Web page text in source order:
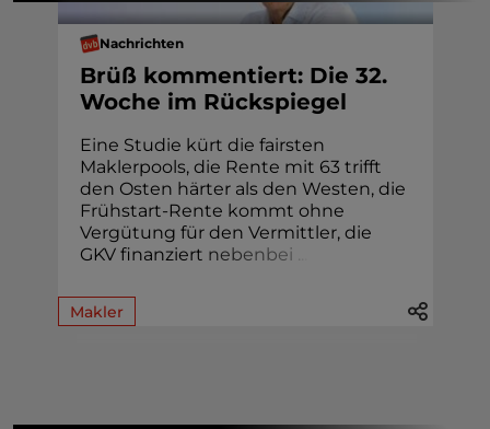
Nachrichten
Brüß kommentiert: Die 32.
Woche im Rückspiegel
Eine Studie kürt die fairsten
Maklerpools, die Rente mit 63 trifft
den Osten härter als den Westen, die
Frühstart-Rente kommt ohne
Vergütung für den Vermittler, die
GKV finanziert nebenbei
Makler